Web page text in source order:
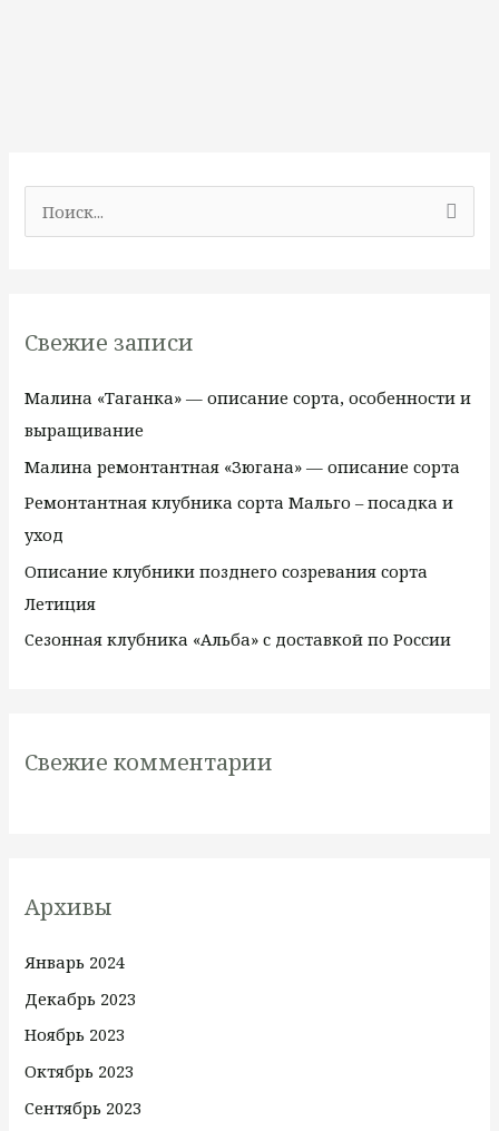
к
Свежие записи
Малина «Таганка» — описание сорта, особенности и
выращивание
Малина ремонтантная «Зюгана» — описание сорта
Ремонтантная клубника сорта Мальго – посадка и
уход
Описание клубники позднего созревания сорта
Летиция
Сезонная клубника «Альба» с доставкой по России
Свежие комментарии
Архивы
Январь 2024
Декабрь 2023
Ноябрь 2023
Октябрь 2023
Сентябрь 2023